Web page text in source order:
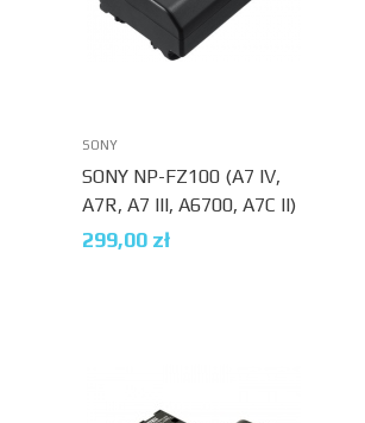
SONY
SONY NP-FZ100 (A7 IV,
A7R, A7 III, A6700, A7C II)
299,00 zł